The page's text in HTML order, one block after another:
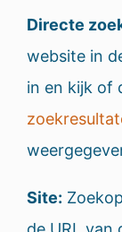
Directe
website in
in en kijk of
Site: